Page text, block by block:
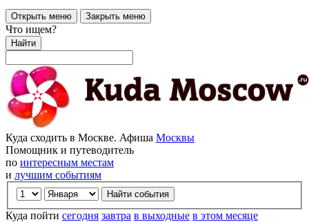
Открыть меню Закрыть меню
Что ищем?
Найти
Куда сходить в Москве. Афиша Москвы
Помощник и путеводитель
по интересным местам
и лучшим событиям
Куда пойти сегодня завтра в выходные в этом месяце